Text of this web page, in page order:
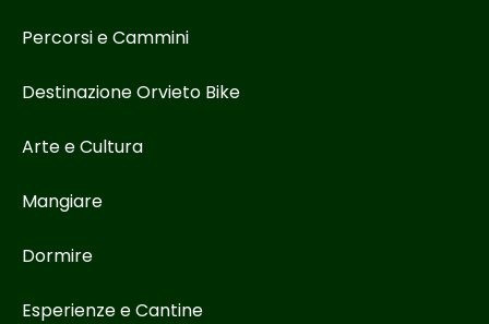
Percorsi e Cammini
Destinazione Orvieto Bike
Arte e Cultura
Mangiare
Dormire
Esperienze e Cantine